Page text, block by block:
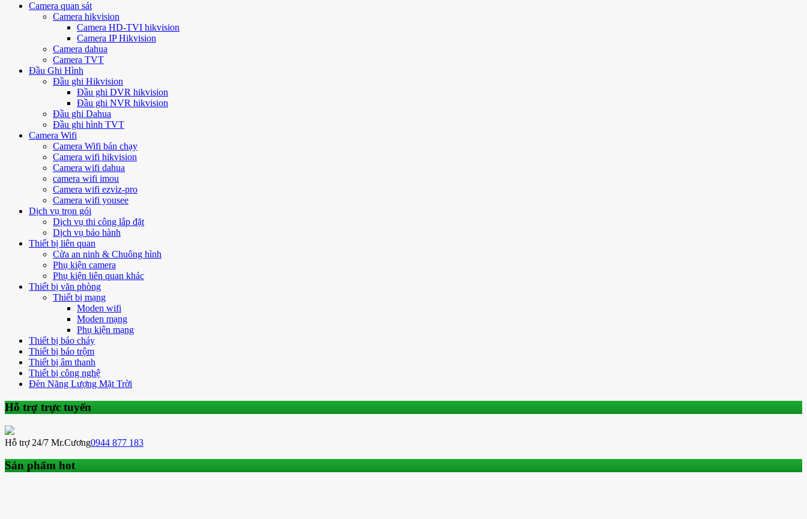
Camera quan sát
Camera hikvision
Camera HD-TVI hikvision
Camera IP Hikvision
Camera dahua
Camera TVT
Đầu Ghi Hình
Đầu ghi Hikvision
Đầu ghi DVR hikvision
Đầu ghi NVR hikvision
Đầu ghi Dahua
Đầu ghi hình TVT
Camera Wifi
Camera Wifi bán chạy
Camera wifi hikvision
Camera wifi dahua
camera wifi imou
Camera wifi ezviz-pro
Camera wifi yousee
Dịch vụ trọn gói
Dịch vụ thi công lắp đặt
Dịch vụ bảo hành
Thiết bị liên quan
Cửa an ninh & Chuông hình
Phụ kiện camera
Phụ kiện liên quan khác
Thiết bị văn phòng
Thiết bị mạng
Moden wifi
Moden mạng
Phụ kiện mạng
Thiết bị báo cháy
Thiết bị báo trộm
Thiết bị âm thanh
Thiết bị công nghệ
Đèn Năng Lượng Mặt Trời
Hỗ trợ trực tuyến
Hỗ trợ 24/7 Mr.Cương0944 877 183
Sản phẩm hot